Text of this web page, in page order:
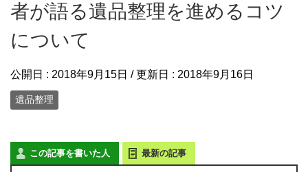
者が語る遺品整理を進めるコツ
について
公開日 : 2018年9月15日 / 更新日 : 2018年9月16日
遺品整理
この記事を書いた人 最新の記事